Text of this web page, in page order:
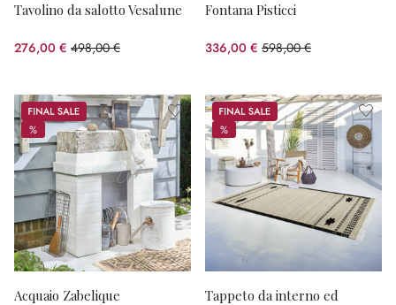
Tavolino da salotto Vesalune
276,00 € 498,00 €
(risparmio 44.58%)
Fontana Pisticci
336,00 € 598,00 €
(risparmio 43.81%)
Sale
%
%
Acquaio Zabelique
Sale
%
%
Tappeto da interno ed